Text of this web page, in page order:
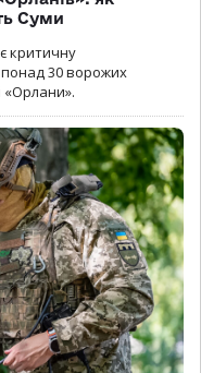
Суми
критичну
30 ворожих
«Орлани».